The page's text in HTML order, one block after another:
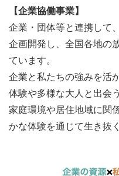
【企業協働事業】
企業・団体等と連携して
企画開発し、全国各地の
ています。
企業と私たちの強みを活
体験や多様な大人と出会
家庭環境や居住地域に関
かな体験を通じて生き抜